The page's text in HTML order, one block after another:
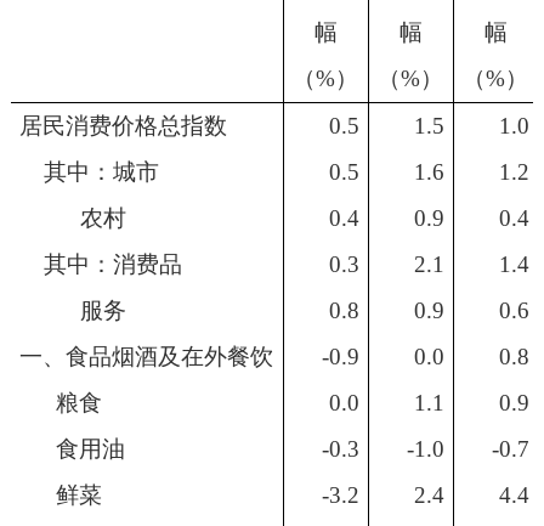
幅
（%）
幅
（%）
幅
（%）
居民消费价格总指数
0.5 1.5
1.0
其中：城市
0.5 1.6
1.2
农村
0.4 0.9
0.4
其中：消费品
0.3 2.1
1.4
服务
0.8 0.9
0.6
一、食品烟酒及在外餐饮
-0.9 0.0
0.8
粮食
0.0 1.1
0.9
食用油
-0.3 -1.0
-0.7
鲜菜
-3.2 2.4
4.4